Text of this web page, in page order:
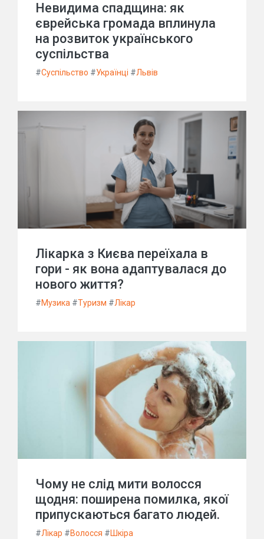
Невидима спадщина: як
єврейська громада вплинула
на розвиток українського
суспільства
#Суспільство #Українці #Львів
Лікарка з Києва переїхала в
гори - як вона адаптувалася до
нового життя?
#Музика #Туризм #Лікар
Чому не слід мити волосся
щодня: поширена помилка, якої
припускаються багато людей.
#Лікар #Волосся #Шкіра